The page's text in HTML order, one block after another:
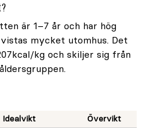
är 1–7 år och har hög
mycket utomhus. Det
kg och skiljer sig från
Idealvikt
Övervikt